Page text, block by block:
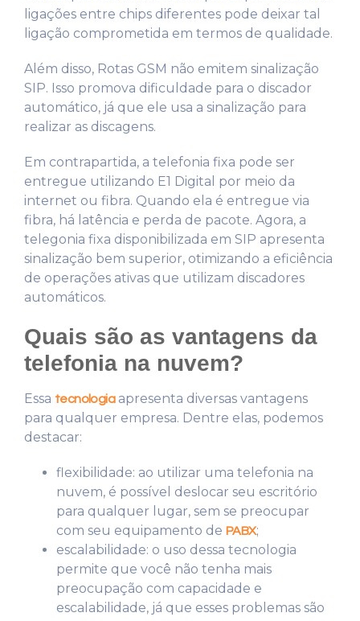
ligações entre chips diferentes pode deixar tal
ligação comprometida em termos de qualidade.
Além disso, Rotas GSM não emitem sinalização
SIP. Isso promova dificuldade para o discador
automático, já que ele usa a sinalização para
realizar as discagens.
Em contrapartida, a telefonia fixa pode ser
entregue utilizando E1 Digital por meio da
internet ou fibra. Quando ela é entregue via
fibra, há latência e perda de pacote. Agora, a
telegonia fixa disponibilizada em SIP apresenta
sinalização bem superior, otimizando a eficiência
de operações ativas que utilizam discadores
automáticos.
Quais são as vantagens da
telefonia na nuvem?
Essa tecnologiaapresenta diversas vantagens
para qualquer empresa. Dentre elas, podemos
destacar:
flexibilidade: ao utilizar uma telefonia na
nuvem, é possível deslocar seu escritório
para qualquer lugar, sem se preocupar
com seu equipamento de PABX;
escalabilidade: o uso dessa tecnologia
permite que você não tenha mais
preocupação com capacidade e
escalabilidade, já que esses problemas são